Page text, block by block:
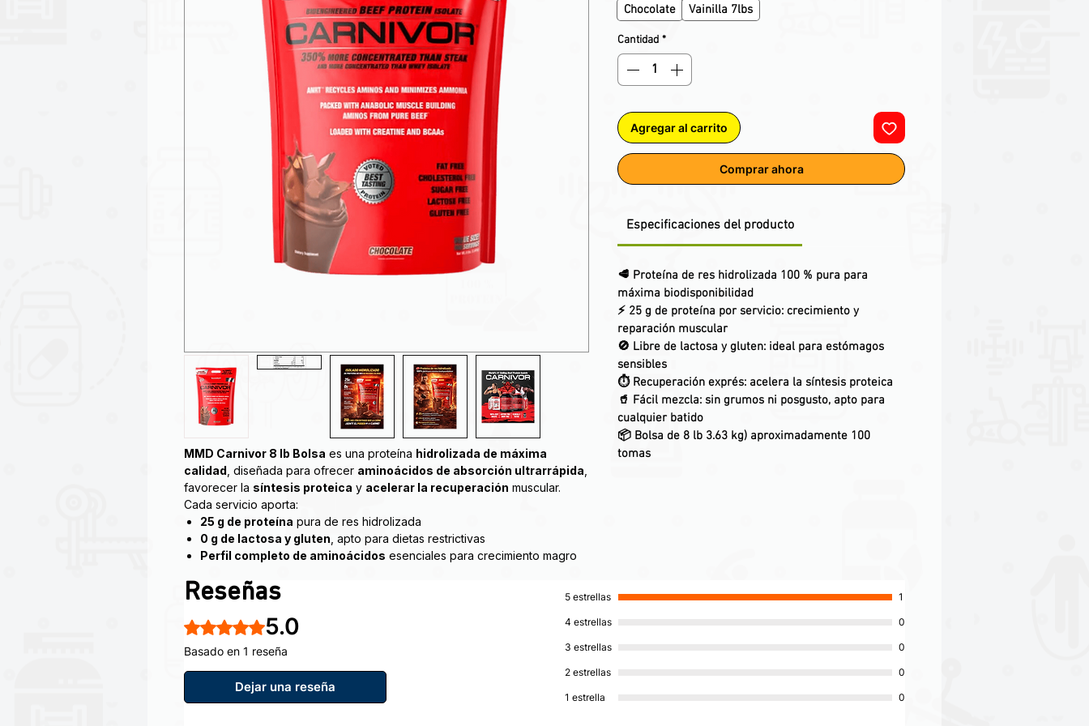
MMD Carnivor 8 lb Bolsa es una proteína hidrolizada de máxima
calidad , diseñada para ofrecer aminoácidos de absorción ultrarrápida
favorecer la síntesis proteica y acelerar la recuperación muscular.
Cada servicio aporta:
25 g de proteína pura de res hidrolizada
0 g de lactosa y gluten , apto para dietas restrictivas
Perfil completo de aminoácidos esenciales para crecimiento magro
Carnivor™ es el primer aislado de proteína de carne. Desde hace tiempo se
de carne de vacuno para ayudar a construir músculo y aumentar su fuerza.
negarse. Pregunte a cualquier culturista y ellos le dirán que hacen sus
mayores ganancias musculares y sentir su fuerte cuando comen carne de
vacuno. Ahora, gracias al desarrollo de una avanzada proteína de carne
Chocolate
Vainilla 7lbs
Cantidad *
Agregar al carrito
Comprar ahora
Especificaciones del producto
🥩 Proteína de res hidrolizada 100 % pura para
máxima biodisponibilidad
⚡ 25 g de proteína por servicio: crecimiento y
reparación muscular
🚫 Libre de lactosa y gluten: ideal para estómagos
sensibles
⏱️ Recuperación exprés: acelera la síntesis proteica
🥤 Fácil mezcla: sin grumos ni posgusto, apto para
cualquier batido
📦 Bolsa de 8 lb 3.63 kg) aproximadamente 100
tomas
Reseñas
Obtuvo 5 de 5 estrellas.
5.0
Basado en 1 reseña
Dejar una reseña
5 estrellas 1
4 estrellas 0
3 estrellas 0
2 estrellas 0
1 estrella 0